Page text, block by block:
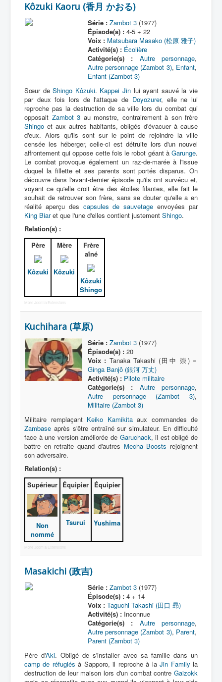
Kôzuki Kaoru (香月 かおる)
Série : Zambot 3(1977)
Épisode(s) :4-5 + 22
Voix : Matsubara Masako (松原 雅子)
Activité(s) : Écolière
Catégorie(s) :
Autre personnage,
Autre personnage (Zambot 3), Enfant,
Enfant (Zambot 3)
Sœur deShingo Kôzuki. Kappei Jin lui ayant sauvé la vie
par deux fois lors de l'attaque de Doyozurer, elle ne lui
reproche pas la destruction de sa ville lors du combat qui
opposait Zambot 3 au monstre, contrairement à son frère
Shingo et aux autres habitants, obligés d'évacuer à cause
d'eux. Alors qu'ils sont sur le point de rejoindre la ville
censée les héberger, celle-ci est détruite lors d'un nouvel
affrontement qui oppose cette fois le robot géant à Garunge.
Le combat provoque également un raz-de-marée à l'issue
duquel la fillette et ses parents sont portés disparus. On
découvre dans l'avant-dernier épisode qu'ils ont survécu et,
voyant ce qu'elle croit être des étoiles filantes, elle fait le
souhait de retrouver son frère, sans se douter qu'elle a en
réalité aperçu des capsules de sauvetage envoyées par
King Biaret que l'une d'elles contient justement Shingo.
Relation(s) :
Père
Kôzuki
Mère
Kôzuki
Frère
aîné
Kôzuki
Shingo
More Joomla Extensions
Kuchihara (草原)
Série : Zambot 3(1977)
Épisode(s) :20
Voix : Tanaka Takashi (田中 崇) =
Ginga Banjô (銀河 万丈)
Activité(s) : Pilote militaire
Catégorie(s) :
Autre personnage,
Autre personnage (Zambot 3),
Militaire (Zambot 3)
Militaire remplaçant Keiko Kamikitaaux commandes de
Zambase après s'être entraîné sur simulateur. En difficulté
face à une version améliorée de Garuchack, il est obligé de
battre en retraite quand d'autres Mecha Boosts rejoignent
son adversaire.
Relation(s) :
Supérieur
Non
nommé
Équipier
Tsurui
Équipier
Yushima
More Joomla Extensions
Masakichi (政吉)
Série : Zambot 3(1977)
Épisode(s) :4 + 14
Voix : Taguchi Takashi (田口 昻)
Activité(s) :Inconnue
Catégorie(s) :
Autre personnage,
Autre personnage (Zambot 3), Parent,
Parent (Zambot 3)
Père d'Aki. Obligé de s'installer avec sa famille dans un
camp de réfugiés à Sapporo, il reproche à laJin Family la
destruction de leur maison lors d'un combat contre Gaizokk